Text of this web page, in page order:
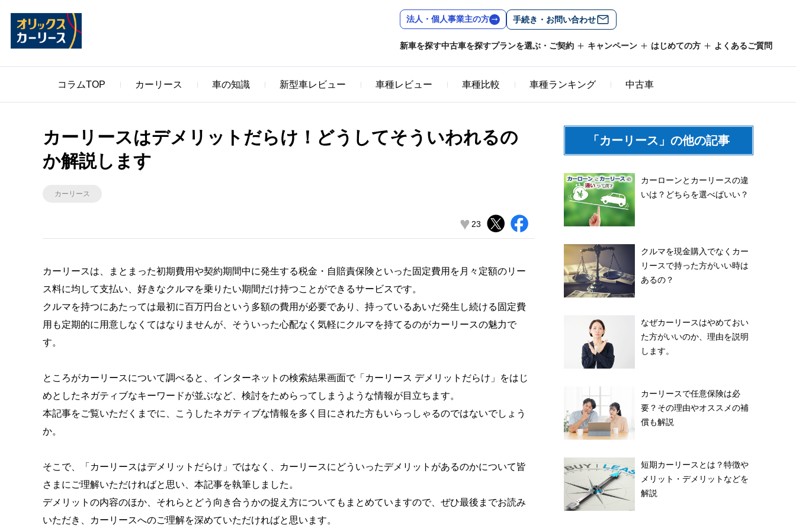
法人・個人事業主の方 手続き・お問い合わせ
新車を探す中古車を探すプランを選ぶ・ご契約 キャンペーン はじめての方 よくあるご質問
コラムTOP カーリース 車の知識 新型車レビュー 車種レビュー 車種比較 車種ランキング 中古車
カーリースはデメリットだらけ！どうしてそういわれるの
か解説します
カーリース
♥ 23
カーリースは、まとまった初期費用や契約期間中に発生する税金・自賠責保険といった固定費用を月々定額のリー
ス料に均して支払い、好きなクルマを乗りたい期間だけ持つことができるサービスです。
クルマを持つにあたっては最初に百万円台という多額の費用が必要であり、持っているあいだ発生し続ける固定費
用も定期的に用意しなくてはなりませんが、そういった心配なく気軽にクルマを持てるのがカーリースの魅力で
す。
ところがカーリースについて調べると、インターネットの検索結果画面で「カーリース デメリットだらけ」をはじ
めとしたネガティブなキーワードが並ぶなど、検討をためらってしまうような情報が目立ちます。
本記事をご覧いただくまでに、こうしたネガティブな情報を多く目にされた方もいらっしゃるのではないでしょう
か。
そこで、「カーリースはデメリットだらけ」ではなく、カーリースにどういったデメリットがあるのかについて皆
さまにご理解いただければと思い、本記事を執筆しました。
デメリットの内容のほか、それらとどう向き合うかの捉え方についてもまとめていますので、ぜひ最後までお読み
いただき、カーリースへのご理解を深めていただければと思います。
「カーリース」の他の記事
カーローンとカーリースの違
いは？どちらを選べばいい？
クルマを現金購入でなくカー
リースで持った方がいい時は
あるの？
なぜカーリースはやめておい
た方がいいのか、理由を説明
します。
カーリースで任意保険は必
要？その理由やオススメの補
償も解説
短期カーリースとは？特徴や
メリット・デメリットなどを
解説